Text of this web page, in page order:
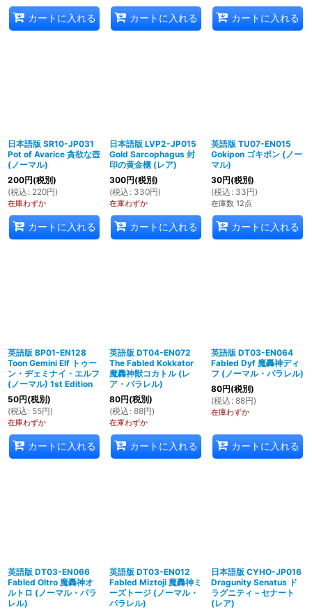
カートに入れる カートに入れる カートに入れる
日本語版 SR10-JP031
Pot of Avarice 貪欲な壺
(ノーマル)
200円(税別)
(税込 : 220円)
在庫わずか
カートに入れる
日本語版 LVP2-JP015
Gold Sarcophagus 封
印の黄金櫃 (レア)
300円(税別)
(税込 : 330円)
在庫わずか
カートに入れる
英語版 TU07-EN015
Gokipon ゴキポン (ノー
マル)
30円(税別)
(税込 : 33円)
在庫数 12点
カートに入れる
英語版 BP01-EN128
Toon Gemini Elf トゥー
ン・ヂェミナイ・エルフ
(ノーマル) 1st Edition
50円(税別)
(税込 : 55円)
在庫わずか
カートに入れる
英語版 DT04-EN072
The Fabled Kokkator
魔轟神獣コカトル (レ
ア・パラレル)
80円(税別)
(税込 : 88円)
在庫わずか
カートに入れる
英語版 DT03-EN064
Fabled Dyf 魔轟神ディ
フ (ノーマル・パラレル)
80円(税別)
(税込 : 88円)
在庫わずか
カートに入れる
英語版 DT03-EN066
Fabled Oltro 魔轟神オ
ルトロ (ノーマル・パラ
レル)
英語版 DT03-EN012
Fabled Miztoji 魔轟神ミ
ーズトージ (ノーマル・
パラレル)
日本語版 CYHO-JP016
Dragunity Senatus ド
ラグニティ－セナート
(レア)